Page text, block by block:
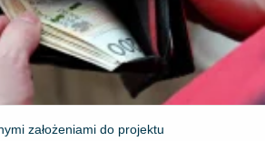
założeniami do projektu